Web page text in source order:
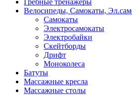
Гребные тренажеры
Велосипеды, Самокаты,
Самокаты
Электросамокаты
Электробайки
Скейтборды
Дрифт
Моноколеса
Батуты
Массажные кресла
Массажные столы